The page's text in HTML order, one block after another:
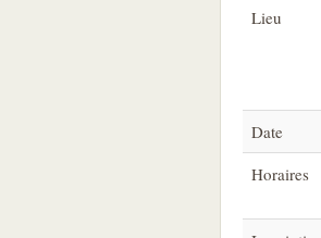
Lieu
Date
Horaires